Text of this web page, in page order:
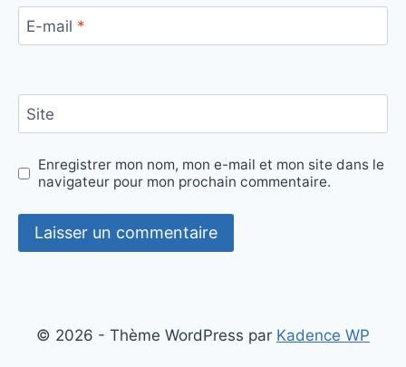
E-mail *
Site
Enregistrer mon nom, mon e-mail et mon site dans le
navigateur pour mon prochain commentaire.
© 2026 - Thème WordPress par Kadence WP